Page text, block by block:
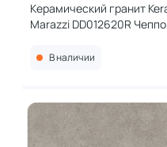
Керамический гранит
Marazzi DD012620R
119,5x119,5x0,9
В наличии